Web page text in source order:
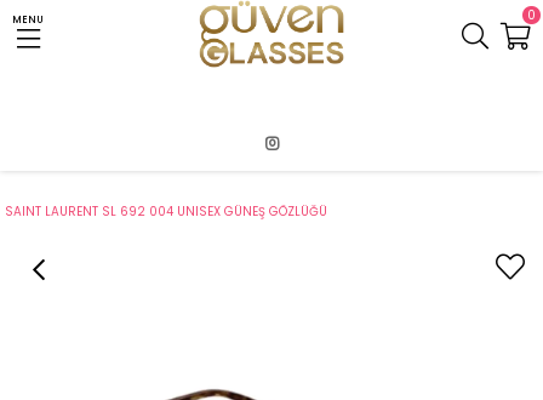
MENU 0
SAINT LAURENT SL 692 004 UNISEX GÜNEŞ GÖZLÜĞÜ